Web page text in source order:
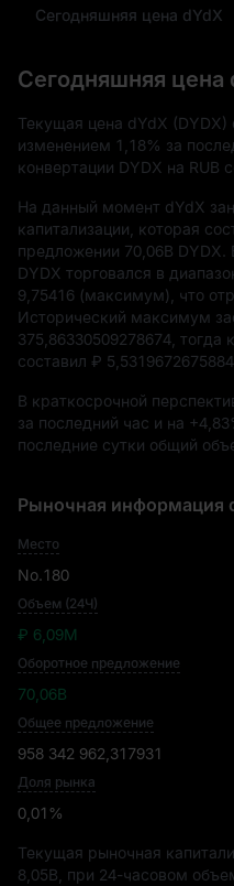
Сегодняшняя цена dYdX
Сегодняшняя цена
Текущая цена dYdX (DYDX)
изменением 1,18% за
конвертации DYDX на RUB
На данный момент dYdX
капитализации, которая
предложении 70,06B DYDX
DYDX торговался в
9,75416 (максимум), что
Исторический максимум
375,86330509278674 ,
составил ₽
В краткосрочной
за последний час и на
последние сутки общий
Рыночная информация
Место
No.180
Объем (24Ч)
₽ 6,09M
Оборотное предложение
70,06B
Общее предложение
958 342 962,317931
Доля рынка
0,01%
Текущая рыночная
8,05B , при 24-часовом